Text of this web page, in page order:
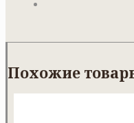
Похожие